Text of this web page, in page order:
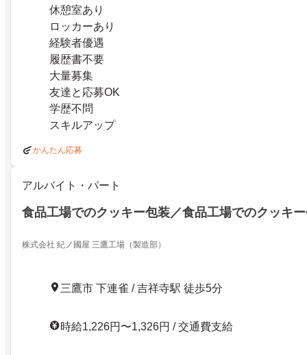
休憩室あり
ロッカーあり
経験者優遇
履歴書不要
大量募集
友達と応募OK
学歴不問
スキルアップ
かんたん応募
アルバイト・パート
食品工場でのクッキー包装／食品工場でのクッキ
株式会社 紀ノ國屋 三鷹工場（製造部）
三鷹市 下連雀 / 吉祥寺駅 徒歩5分
時給1,226円〜1,326円 / 交通費支給